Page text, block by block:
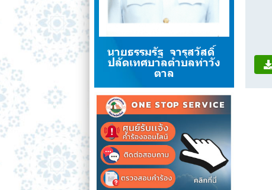
นายธรรมรัฐ จารุสวัสดิ์
ปลัดเทศบาลตำบลท่าวัง
ตาล